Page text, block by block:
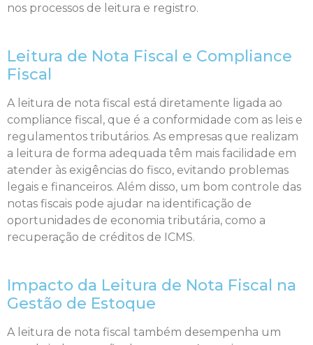
nos processos de leitura e registro.
Leitura de Nota Fiscal e Compliance
Fiscal
A leitura de nota fiscal está diretamente ligada ao
compliance fiscal, que é a conformidade com as leis e
regulamentos tributários. As empresas que realizam
a leitura de forma adequada têm mais facilidade em
atender às exigências do fisco, evitando problemas
legais e financeiros. Além disso, um bom controle das
notas fiscais pode ajudar na identificação de
oportunidades de economia tributária, como a
recuperação de créditos de ICMS.
Impacto da Leitura de Nota Fiscal na
Gestão de Estoque
A leitura de nota fiscal também desempenha um